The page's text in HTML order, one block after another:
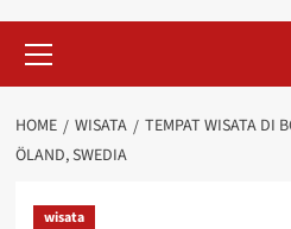
Menu
HOME WISATA
TEMPAT WISATA DI
ÖLAND, SWEDIA
wisata